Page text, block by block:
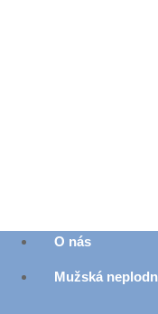
O nás
Mužská